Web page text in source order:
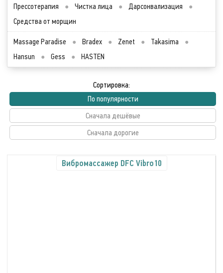
Прессотерапия
● Чистка лица ● Дарсонвализация
●
Средства от морщин
Massage Paradise ● Bradex ● Zenet ● Takasima
●
Hansun
● Gess ● HASTEN
Сортировка:
По популярности
Сначала дешёвые
Сначала дорогие
Вибромассажер DFC Vibro10